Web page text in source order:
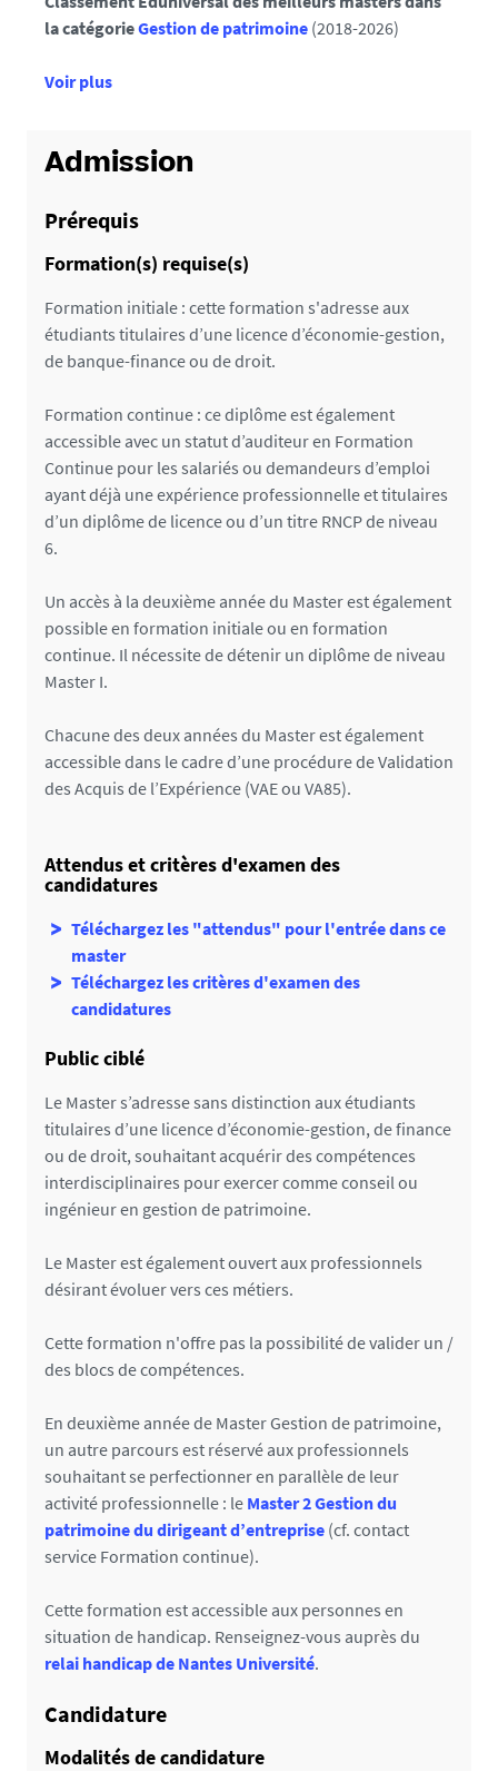
la catégorieGestion de patrimoine (2018-2026)
Voir plusd
é
a
l
Admission
Prérequis
Formation(s) requise(s)
Formation initiale : cette formation s'adresse aux
étudiants titulaires d’une licence d’économie-gestion,
de banque-finance ou de droit.
Formation continue : ce diplôme est également
accessible avec un statut d’auditeur en Formation
Continue pour les salariés ou demandeurs d’emploi
ayant déjà une expérience professionnelle et titulaires
d’un diplôme de licence ou d’un titre RNCP de niveau
6.
Un accès à la deuxième année du Master est également
possible en formation initiale ou en formation
continue. Il nécessite de détenir un diplôme de niveau
Master I.
Chacune des deux années du Master est également
accessible dans le cadre d’une procédure de Validation
des Acquis de l’Expérience (VAE ou VA85).
Attendus et critères d'examen des
candidatures
Téléchargez les "attendus" pour l'entrée dans ce
master
Téléchargez les critères d'examen des
candidatures
Public ciblé
Le Master s’adresse sans distinction aux étudiants
titulaires d’une licence d’économie-gestion, de finance
ou de droit, souhaitant acquérir des compétences
interdisciplinaires pour exercer comme conseil ou
ingénieur en gestion de patrimoine.
Le Master est également ouvert aux professionnels
désirant évoluer vers ces métiers.
Cette formation n'offre pas la possibilité de valider un /
des blocs de compétences.
En deuxième année de Master Gestion de patrimoine,
un autre parcours est réservé aux professionnels
souhaitant se perfectionner en parallèle de leur
activité professionnelle : le Master 2 Gestion du
patrimoine du dirigeant d’entreprise (cf. contact
service Formation continue).
Cette formation est accessible aux personnes en
situation de handicap. Renseignez-vous auprès du
relai handicap de Nantes Université.
Candidature
Modalités de candidature